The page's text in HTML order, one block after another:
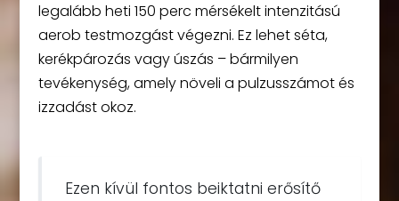
legalább heti 150 perc mérsékelt intenzitású
aerob testmozgást végezni. Ez lehet séta,
kerékpározás vagy úszás – bármilyen
tevékenység, amely növeli a pulzusszámot és
izzadást okoz.
Ezen kívül fontos beiktatni erősítő